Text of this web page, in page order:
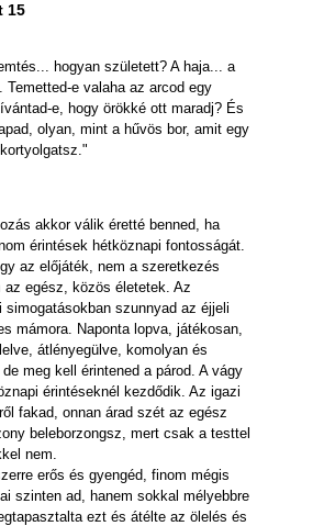
15
hogyan született? A haja... a
Temetted-e valaha az arcod egy
e, hogy örökké ott maradj? És
olyan, mint a hűvös bor, amit egy
akkor válik éretté benned, ha
érintések hétköznapi fontosságát.
az előjáték, nem a szeretkezés
az egész, közös életetek. Az
simogatásokban szunnyad az éjjeli
mámora. Naponta lopva, játékosan,
átlényegülve, komolyan és
meg kell érintened a párod. A vágy
érintéseknél kezdődik. Az igazi
fakad, onnan árad szét az egész
beleborzongsz, mert csak a testtel
nem.
erős és gyengéd, finom mégis
szinten ad, hanem sokkal mélyebbre
ezt és átélte az ölelés és